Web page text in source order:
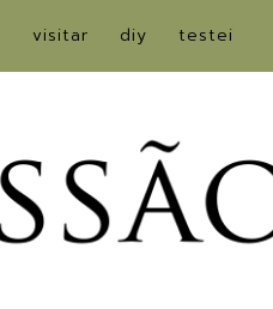
visitar diy testei